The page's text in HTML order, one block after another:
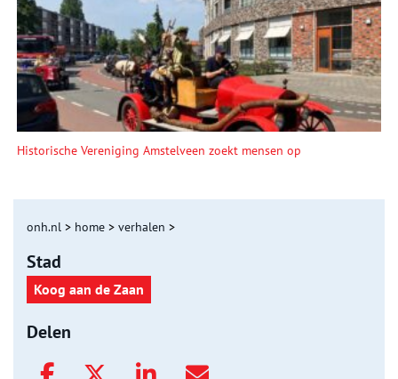
Historische Vereniging Amstelveen zoekt mensen op
onh.nl > home > verhalen >
Stad
Koog aan de Zaan
Delen